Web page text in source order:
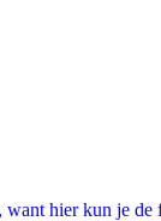
hier kun je